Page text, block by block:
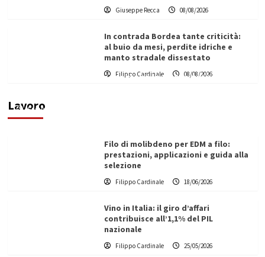
Giuseppe Recca 08/08/2026
In contrada Bordea tante criticità:
al buio da mesi, perdite idriche e
manto stradale dissestato
Filippo Cardinale 08/08/2026
Lavoro
L’ingegnere saccense Buscarnera partner chiave
di un progetto transnazionale per la transizione
Filippo Cardinale
Filo di molibdeno per EDM a filo:
prestazioni, applicazioni e guida alla
selezione
Filippo Cardinale 18/06/2026
Vino in Italia: il giro d’affari
contribuisce all’1,1% del PIL
nazionale
Filippo Cardinale 25/05/2026